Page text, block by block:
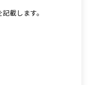
載します。